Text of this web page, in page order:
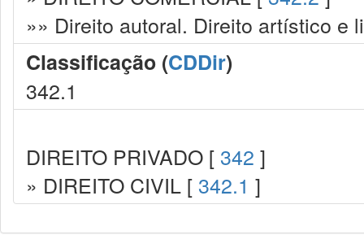
»» Direito autoral. Direito artístico e
Classificação (CDDir)
342.1
DIREITO PRIVADO [ 342 ]
» DIREITO CIVIL [ 342.1 ]